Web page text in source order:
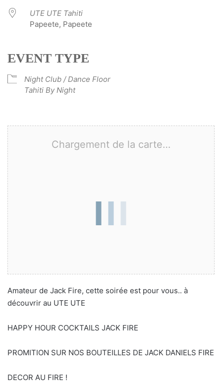
UTE UTE Tahiti
Papeete, Papeete
EVENT TYPE
Night Club / Dance Floor
Tahiti By Night
Chargement de la carte…
Amateur de Jack Fire, cette soirée est pour vous.. à
découvrir au UTE UTE
HAPPY HOUR COCKTAILS JACK FIRE
PROMITION SUR NOS BOUTEILLES DE JACK DANIELS FIRE
DECOR AU FIRE !